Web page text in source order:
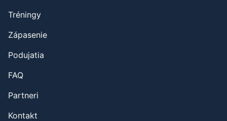
Tréningy
Zápasenie
Podujatia
FAQ
Partneri
Kontakt